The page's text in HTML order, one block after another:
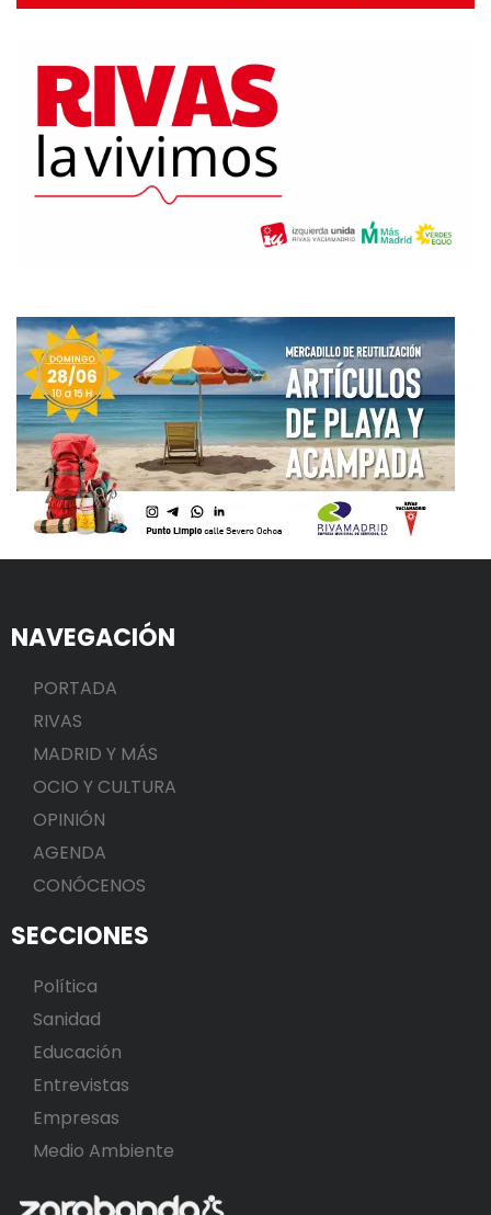
NAVEGACIÓN
PORTADA
RIVAS
MADRID Y MÁS
OCIO Y CULTURA
OPINIÓN
AGENDA
CONÓCENOS
SECCIONES
Política
Sanidad
Educación
Entrevistas
Empresas
Medio Ambiente